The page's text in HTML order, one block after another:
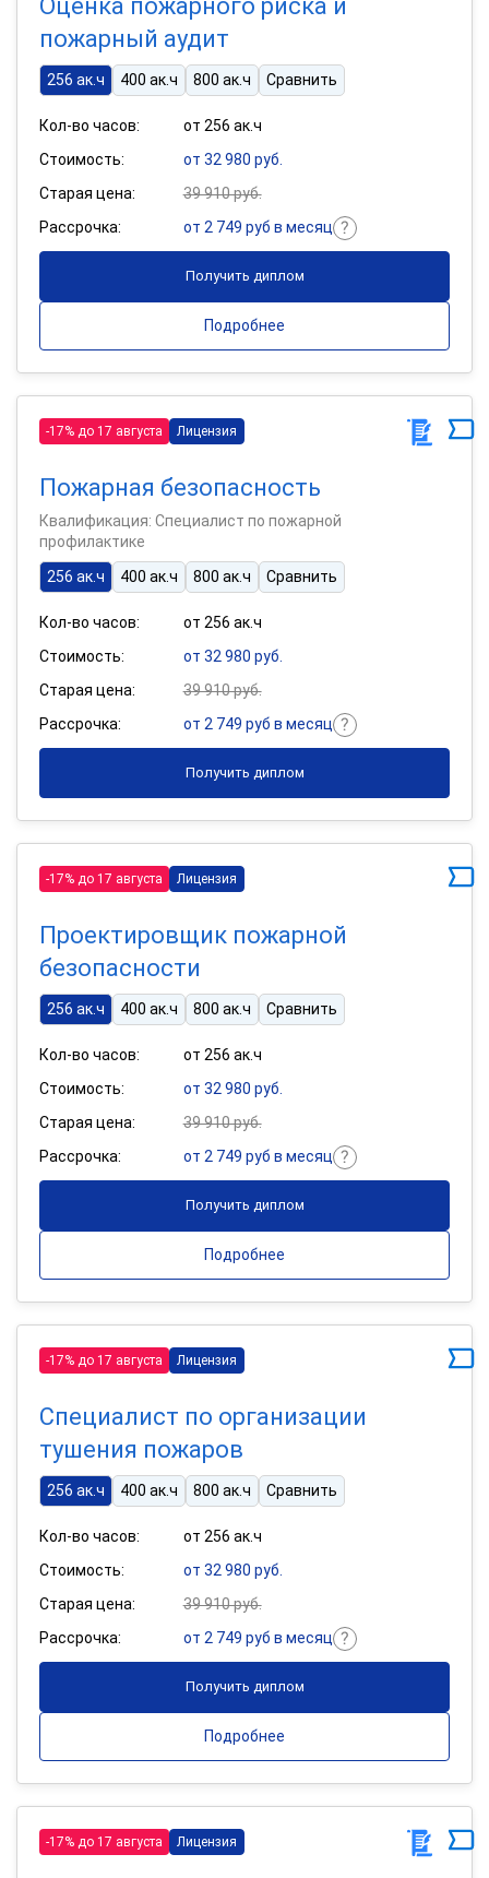
Оценка пожарного риска и
пожарный аудит
256 ак.ч 400 ак.ч 800 ак.ч Сравнить
Кол-во часов:
от 256 ак.ч
Стоимость:
от 32 980 руб.
Старая цена:
39 910 руб.
Рассрочка:
от 2 749 руб в месяц
Получить диплом
Подробнее
-17% до 17 августа Лицензия
Пожарная безопасность
Квалификация: Специалист по пожарной
профилактике
256 ак.ч
400 ак.ч 800 ак.ч Сравнить
Кол-во часов:
от 256 ак.ч
Стоимость:
от 32 980 руб.
Старая цена:
39 910 руб.
Рассрочка:
от 2 749 руб в месяц
Получить диплом
-17% до 17 августа Лицензия
Проектировщик пожарной
безопасности
256 ак.ч 400 ак.ч 800 ак.ч Сравнить
Кол-во часов:
от 256 ак.ч
Стоимость:
от 32 980 руб.
Старая цена:
39 910 руб.
Рассрочка:
от 2 749 руб в месяц
Получить диплом
Подробнее
-17% до 17 августа Лицензия
Специалист по организации
тушения пожаров
256 ак.ч 400 ак.ч 800 ак.ч Сравнить
Кол-во часов:
от 256 ак.ч
Стоимость:
от 32 980 руб.
Старая цена:
39 910 руб.
Рассрочка:
от 2 749 руб в месяц
Получить диплом
Подробнее
-17% до 17 августа Лицензия